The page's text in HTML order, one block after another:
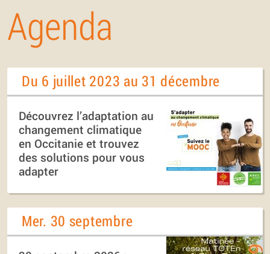
Agenda
Du 6 juillet 2023 au 31 décembre
Découvrez l’adaptation au
changement climatique
en Occitanie et trouvez
des solutions pour vous
adapter
Mer. 30 septembre